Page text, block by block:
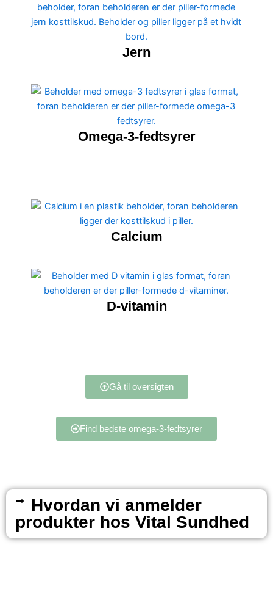
Jern
Omega-3-fedtsyrer
Calcium
D-vitamin
Gå til oversigten
Find bedste omega-3-fedtsyrer
Hvordan vi anmelder
produkter hos Vital Sundhed